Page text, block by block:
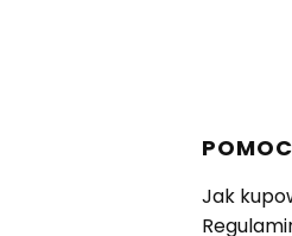
Linki
POMOC
Jak